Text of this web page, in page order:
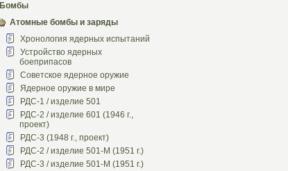
Бомбы
Атомные бомбы и заряды
Хронология ядерных испытаний
Устройство ядерных
боеприпасов
Советское ядерное оружие
Ядерное оружие в мире
РДС-1 / изделие 501
РДС-2 / изделие 601 (1946 г.,
проект)
РДС-3 (1948 г., проект)
РДС-2 / изделие 501-М (1951 г.)
РДС-3 / изделие 501-М (1951 г.)